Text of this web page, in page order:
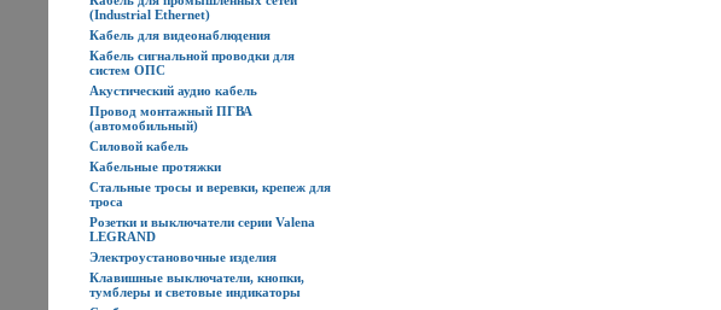
(Industrial Ethernet)
Кабель для видеонаблюдения
Кабель сигнальной проводки для
систем ОПС
Акустический аудио кабель
Провод монтажный ПГВА
(автомобильный)
Силовой кабель
Кабельные протяжки
Стальные тросы и веревки, крепеж для
троса
Розетки и выключатели серии Valena
LEGRAND
Электроустановочные изделия
Клавишные выключатели, кнопки,
тумблеры и световые индикаторы